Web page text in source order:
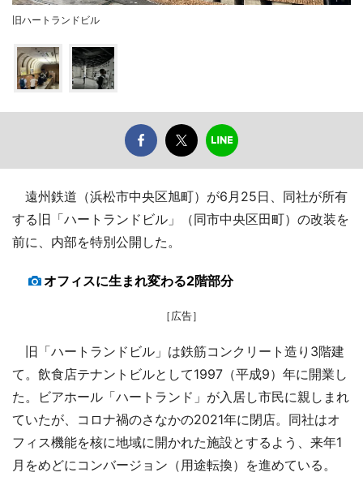
旧ハートランドビル
遠州鉄道（浜松市中央区旭町）が6月25日、同社が所有
する旧「ハートランドビル」（同市中央区田町）の改装を
前に、内部を特別公開した。
オフィスに生まれ変わる2階部分
［広告］
旧「ハートランドビル」は鉄筋コンクリート造り3階建
て。飲食店テナントビルとして1997（平成9）年に開業し
た。ビアホール「ハートランド」が入居し市民に親しまれ
ていたが、コロナ禍のさなかの2021年に閉店。同社はオ
フィス機能を核に地域に開かれた施設とするよう、来年1
月をめどにコンバージョン（用途転換）を進めている。